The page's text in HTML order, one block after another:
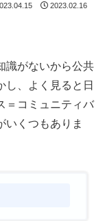
2023.02.16
識がないから公共
し、よく見ると日
＝コミュニティバ
いくつもありま